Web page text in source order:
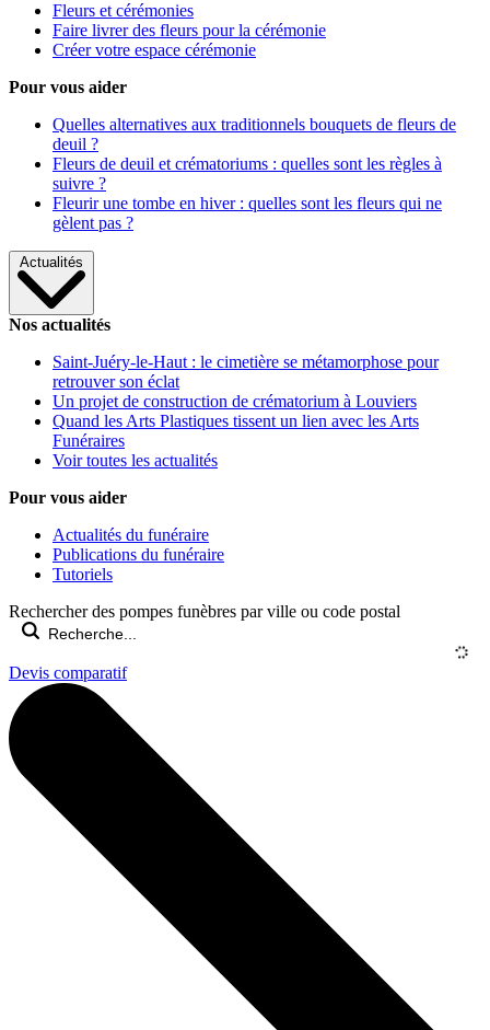
Fleurs et cérémonies
Faire livrer des fleurs pour la cérémonie
Créer votre espace cérémonie
Pour vous aider
Quelles alternatives aux traditionnels bouquets de fleurs de
deuil ?
Fleurs de deuil et crématoriums : quelles sont les règles à
suivre ?
Fleurir une tombe en hiver : quelles sont les fleurs qui ne
gèlent pas ?
Actualités
Nos actualités
Saint-Juéry-le-Haut : le cimetière se métamorphose pour
retrouver son éclat
Un projet de construction de crématorium à Louviers
Quand les Arts Plastiques tissent un lien avec les Arts
Funéraires
Voir toutes les actualités
Pour vous aider
Actualités du funéraire
Publications du funéraire
Tutoriels
Rechercher des pompes funèbres par ville ou code postal
Devis comparatif